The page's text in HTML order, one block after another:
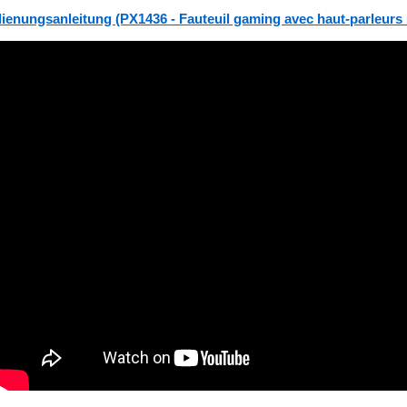
(PX1436 - Fauteuil gaming avec haut-